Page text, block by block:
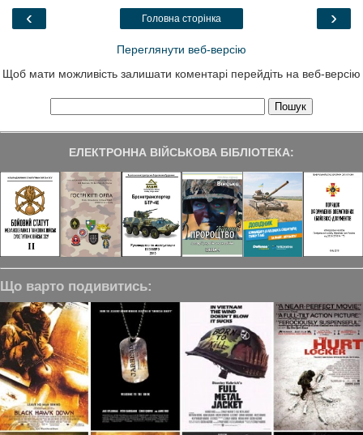
o
a
‹ ›
Головна сторінка
Переглянути веб-версію
Щоб мати можливість залишати коментарі перейдіть на веб-версію
ЕЛЕКТРОННА ВІЙСЬКОВА БІБЛІОТЕКА:
Що варто подивитись: